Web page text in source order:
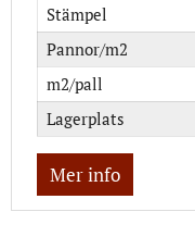
Stämpel
Pannor/m2
m2/pall
Lagerplats
Mer info